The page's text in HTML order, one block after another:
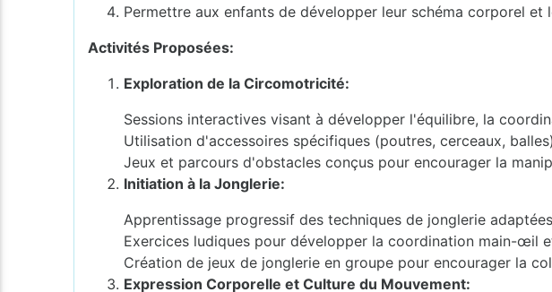
Permettre aux enfants de développer leur schéma corporel
Activités Proposées:
Exploration de la Circomotricité:
Sessions interactives visant à développer l'équilibre, la
Utilisation d'accessoires spécifiques (poutres, cerceaux,
Jeux et parcours d'obstacles conçus pour encourager la
Initiation à la Jonglerie:
Apprentissage progressif des techniques de jonglerie
Exercices ludiques pour développer la coordination main-œil
Création de jeux de jonglerie en groupe pour encourager la
Expression Corporelle et Culture du Mouvement: